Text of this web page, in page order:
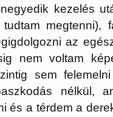
negyedik kezelés
megtenni),
az
nem voltam
sem
nélkül,
és a térdem a